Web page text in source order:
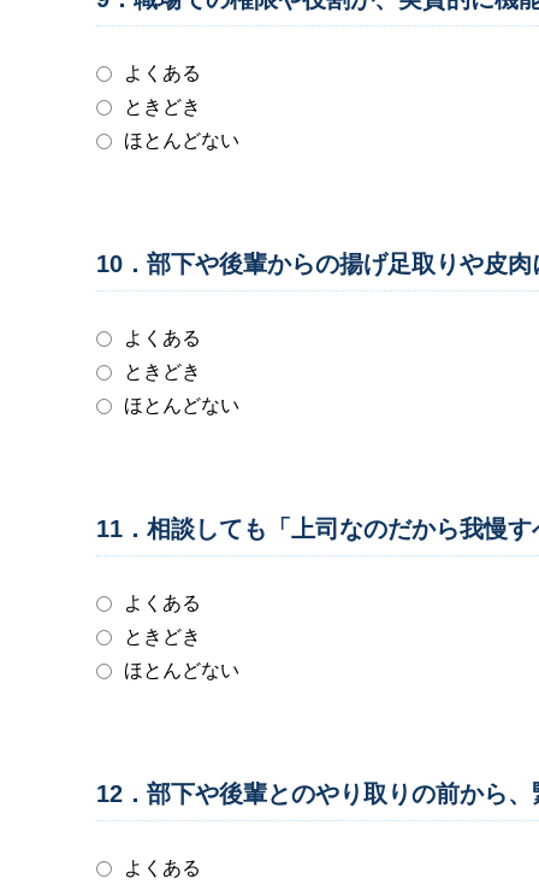
よくある
ときどき
ほとんどない
10．部下や後輩からの揚げ足取りや皮
よくある
ときどき
ほとんどない
11．相談しても「上司なのだから我慢
よくある
ときどき
ほとんどない
12．部下や後輩とのやり取りの前から
よくある